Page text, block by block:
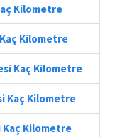
Kilometre
Kilometre
Kaç Kilometre
Kaç Kilometre
Kaç Kilometre